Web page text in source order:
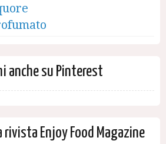
anche su Pinterest
rivista Enjoy Food Magazine